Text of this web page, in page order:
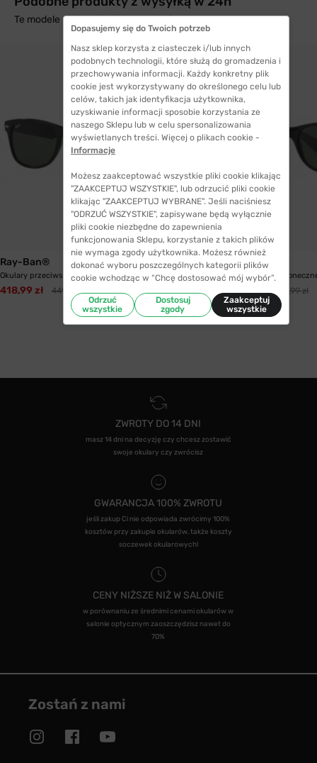
Te modele mogą Cię zainteresować
Ray-Ban®
Okulary przeciwsłoneczne Ray-Ban® 2132 901 52...
418,99 zł 449,99 zł
WYSYŁKA 24H
Ray-Ban®
Okulary
397,99 zł 449,99 zł
ZWROTY DO 14 DNI
masz 14 dni na decyzję czy chcesz zostawić
swoje okulary czy zwrócisz
GWARANCJA 100% ZWROTU
jeśli zakup Ci nie odpowiada zwrócimy 100%
kosztów przy zakupie okularów, także koszty
soczewek okularowych!
CENY NIŻSZE NIŻ W SALONIE
w porównaniu ze średnimi cenami okularów w
salonie optycznym zaoszczędzisz nawet do
70%
Zostań z nami
Dopasujemy się do Twoich potrzeb
Nasz sklep korzysta z ciasteczek i/lub innych
podobnych technologii, które służą do gromadzenia i
przechowywania informacji. Każdy konkretny plik
cookie jest wykorzystywany do określonego celu lub
celów, takich jak identyfikacja użytkownika,
uzyskiwanie informacji sposobie korzystania ze
naszego Sklepu lub w celu spersonalizowania
wyświetlanych treści. Więcej o plikach cookie -
Informacje
Możesz zaakceptować wszystkie pliki cookie klikając
"ZAAKCEPTUJ WSZYSTKIE", lub odrzucić pliki cookie
klikając "ZAAKCEPTUJ WYBRANE". Jeśli naciśniesz
"ODRZUĆ WSZYSTKIE", zapisywane będą wyłącznie
pliki cookie niezbędne do zapewnienia
funkcjonowania Sklepu, korzystanie z takich plików
nie wymaga zgody użytkownika. Możesz również
dokonać wyboru poszczególnych kategorii plików
cookie wchodząc w “Chcę dostosować mój wybór”.
Odrzuć
wszystkie
Dostosuj
zgody
Zaakceptuj
wszystkie